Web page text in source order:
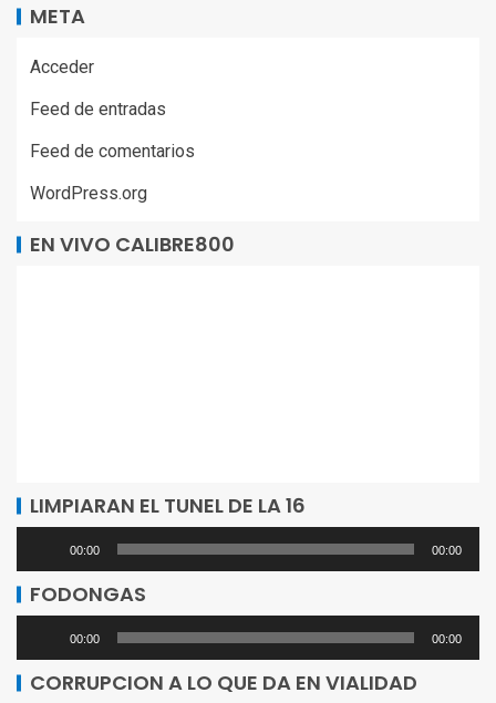
META
Acceder
Feed de entradas
Feed de comentarios
WordPress.org
EN VIVO CALIBRE800
LIMPIARAN EL TUNEL DE LA 16
Reproductor
de
audio
00:00 00:00
FODONGAS
Reproductor
de
00:00 00:00
CORRUPCION A LO QUE DA EN VIALIDAD